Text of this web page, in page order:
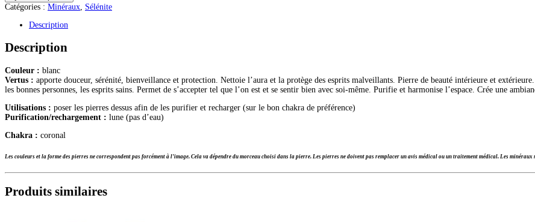
de
Sélénite
Catégories : Minéraux Sélénite
Description
Description
Couleur : blanc
Vertus : apporte douceur, sérénité, bienveillance et protection. Nettoie l’aura et la protège des esprits malveillants. Pierre de beauté intérieure et
les bonnes personnes, les esprits sains. Permet de s’accepter tel que l’on est et se sentir bien avec soi-même. Purifie et harmonise l’espace. Crée une
Utilisations : poser les pierres dessus afin de les purifier et recharger (sur le bon chakra de préférence)
Purification/rechargement : lune (pas d’eau)
Chakra : coronal
Les couleurs et la forme des pierres ne correspondent pas forcément à l’image. Cela va dépendre du morceau choisi dans la pierre. Les pierres ne doivent pas remplacer un avis médical ou un traitement médical. Les minéraux
Produits similaires